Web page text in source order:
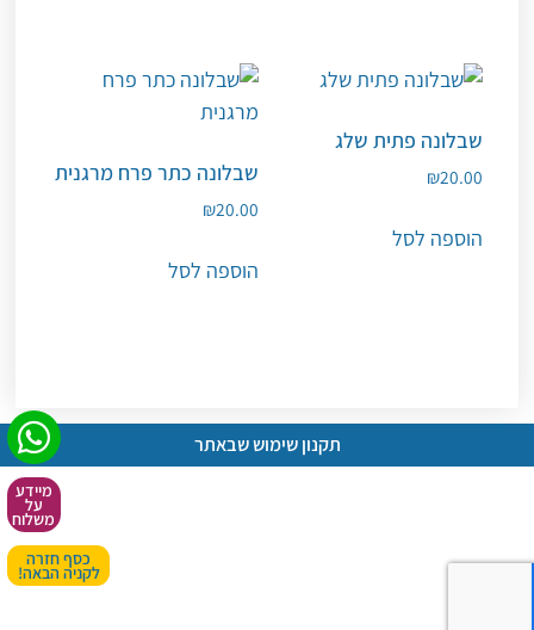
שבלונה פתית שלג
₪20.00
הוספה לסל
שבלונה כתר פרח מרגנית
₪20.00
הוספה לסל
תקנון שימוש שבאתר
מיידע
על
משלוח
כסף חזרה
לקניה הבאה!